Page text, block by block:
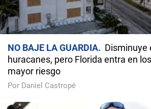
NO BAJE LA GUARDIA
Disminuye
huracanes, pero Florida entra en
mayor riesgo
Por Daniel Castropé